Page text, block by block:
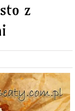
Desery
Napoje
Pieczywo
z